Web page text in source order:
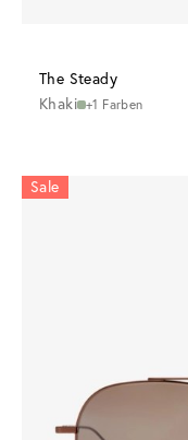
The Steady
Khaki +1 Farben
Sale